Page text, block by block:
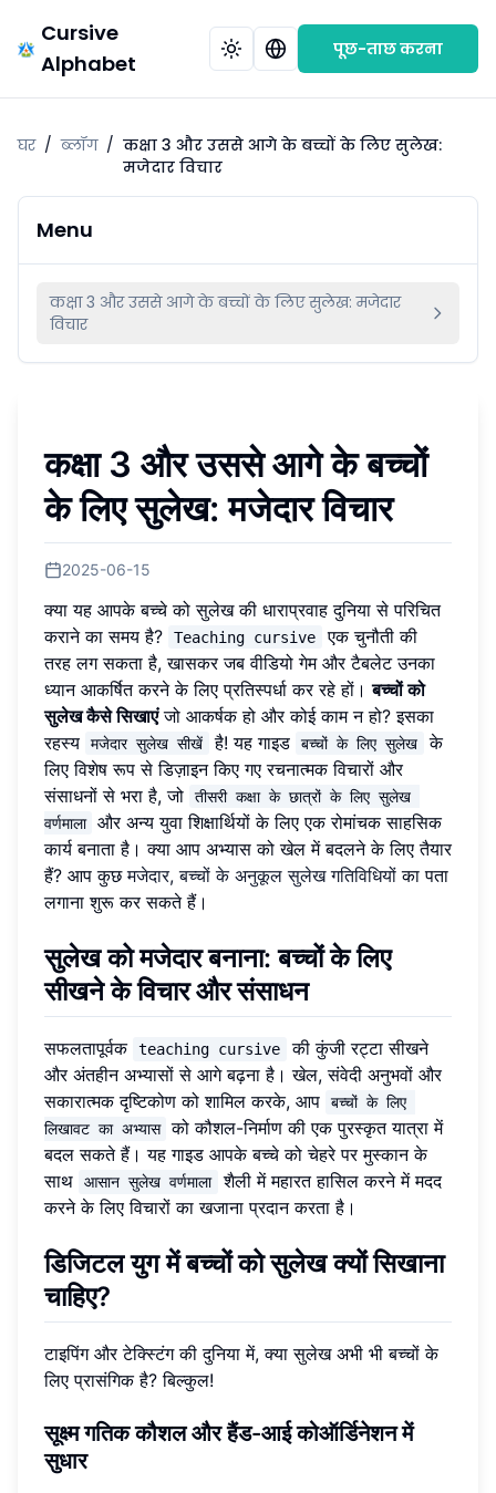
Cursive
Alphabet
पूछ-ताछ करना
घर / ब्लॉग / कक्षा 3 और उससे आगे के बच्चों के लिए सुलेख:
मजेदार विचार
Menu
कक्षा 3 और उससे आगे के बच्चों के लिए सुलेख: मजेदार
विचार
कक्षा 3 और उससे आगे के बच्चों
के लिए सुलेख: मजेदार विचार
2025-06-15
क्या यह आपके बच्चे को सुलेख की धाराप्रवाह दुनिया से परिचित
कराने का समय है?
Teaching cursive
एक चुनौती की
तरह लग सकता है, खासकर जब वीडियो गेम और टैबलेट उनका
ध्यान आकर्षित करने के लिए प्रतिस्पर्धा कर रहे हों।बच्चों को
सुलेख कैसे सिखाएंजो आकर्षक हो और कोई काम न हो? इसका
रहस्य
मजेदार सुलेख सीखें है! यह गाइड बच्चों के लिए सुलेख
के
लिए विशेष रूप से डिज़ाइन किए गए रचनात्मक विचारों और
संसाधनों से भरा है, जो
तीसरी कक्षा के छात्रों के लिए सुलेख
वर्णमाला
और अन्य युवा शिक्षार्थियों के लिए एक रोमांचक साहसिक
कार्य बनाता है। क्या आप अभ्यास को खेल में बदलने के लिए तैयार
हैं? आप कुछमजेदार, बच्चों के अनुकूल सुलेख गतिविधियों का पता
लगाना शुरू कर सकते हैं।
सुलेख को मजेदार बनाना: बच्चों के लिए
सीखने के विचार और संसाधन
सफलतापूर्वक teaching cursive
की कुंजी रट्टा सीखने
और अंतहीन अभ्यासों से आगे बढ़ना है। खेल, संवेदी अनुभवों और
सकारात्मक दृष्टिकोण को शामिल करके, आप
बच्चों के लिए
लिखावट का अभ्यास को कौशल-निर्माण की एक पुरस्कृत यात्रा में
बदल सकते हैं। यह गाइड आपके बच्चे को चेहरे पर मुस्कान के
साथ
आसान सुलेख वर्णमाला शैली में महारत हासिल करने में मदद
करने के लिए विचारों का खजाना प्रदान करता है।
डिजिटल युग में बच्चों को सुलेख क्यों सिखाना
चाहिए?
टाइपिंग और टेक्स्टिंग की दुनिया में, क्या सुलेख अभी भी बच्चों के
लिए प्रासंगिक है? बिल्कुल!
सूक्ष्म गतिक कौशल और हैंड-आई कोऑर्डिनेशन में
सुधार